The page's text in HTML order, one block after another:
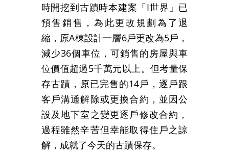
時開挖到古蹟時本建案「I世界」已
預售銷售，為此更改規劃為了退
縮，原A棟設計一層6戶更改為5戶，
減少36個車位，可銷售的房屋與車
位價值超過5千萬元以上。但考量保
存古蹟，原已完售的14戶，逐戶跟
客戶溝通解除或更換合約，並因公
設及地下室之變更逐戶修改合約，
過程雖然辛苦但幸能取得住戶之諒
解，成就了今天的古蹟保存。